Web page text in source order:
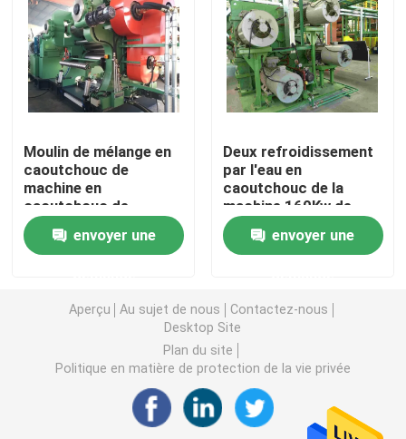
Machine de processus en caoutchouc
Machine en caoutchouc de moulin de mélange
Machine en caoutchouc de malaxeur
Mélangeur en caoutchouc de Banbury
Presse de vulcanisation en caoutchouc
Ligne en caoutchouc reprise de feuille
Ligne de recyclage du plastique
Moulin de mélange en
caoutchouc de
machine en
caoutchouc de
calendrier de petit
pain de 980RPM
132KW 4
envoyer une
Deux refroidissement
par l'eau en
caoutchouc de la
machine 160Kw de
calendrier de moulin
de mélange de petit
pain
envoyer une
Aperçu Au sujet de nous
Contactez-nous
Desktop Site
Plan du site
Politique en matière de protection de la vie privée